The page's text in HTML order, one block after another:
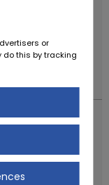
or
do this by tracking